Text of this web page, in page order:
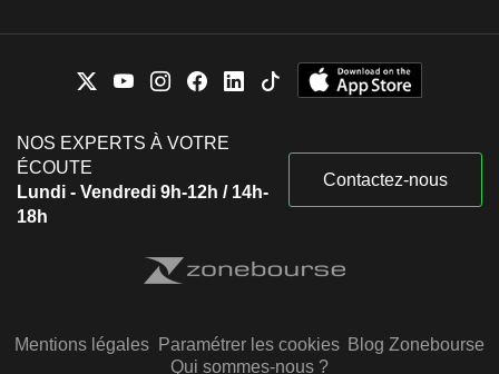
NOS EXPERTS À VOTRE
ÉCOUTE
Lundi - Vendredi 9h-12h / 14h-
18h
Contactez-nous
Mentions légales Paramétrer les cookies Blog Zonebourse
Qui sommes-nous ?